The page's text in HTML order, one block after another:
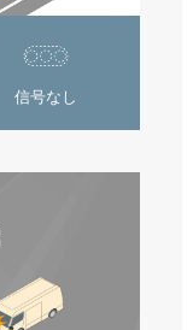
信号なし